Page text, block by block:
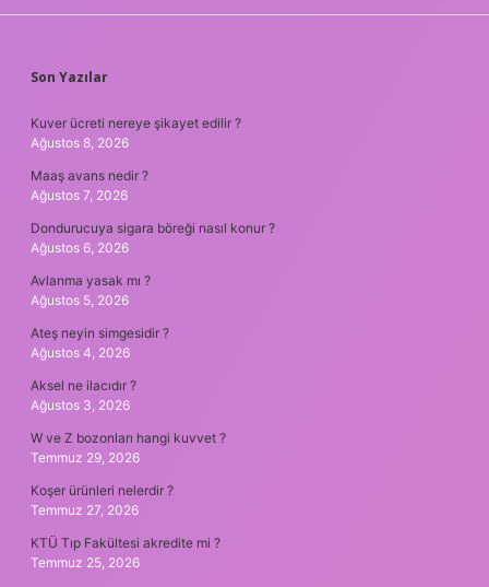
SIDEBAR
Son Yazılar
Kuver ücreti nereye şikayet edilir ?
Ağustos 8, 2026
Maaş avans nedir ?
Ağustos 7, 2026
Dondurucuya sigara böreği nasıl konur ?
Ağustos 6, 2026
Avlanma yasak mı ?
Ağustos 5, 2026
Ateş neyin simgesidir ?
Ağustos 4, 2026
Aksel ne ilacıdır ?
Ağustos 3, 2026
W ve Z bozonları hangi kuvvet ?
Temmuz 29, 2026
Koşer ürünleri nelerdir ?
Temmuz 27, 2026
KTÜ Tıp Fakültesi akredite mi ?
Temmuz 25, 2026